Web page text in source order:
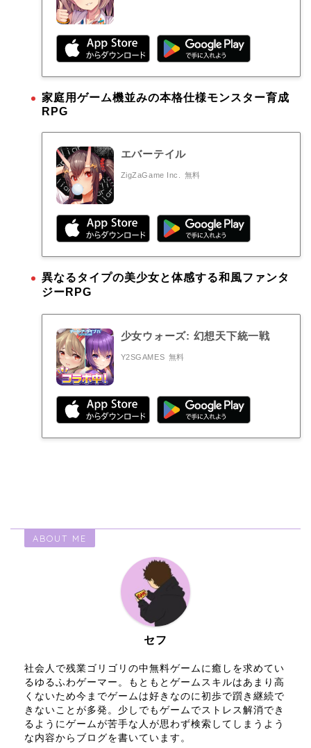
家庭用ゲーム機並みの本格仕様モンスター育成
RPG
エバーテイル
ZigZaGame Inc. 無料
異なるタイプの美少女と体感する和風ファンタ
ジーRPG
少女ウォーズ: 幻想天下統一戦
Y2SGAMES 無料
ABOUT ME
セフ
社会人で残業ゴリゴリの中無料ゲームに癒しを求めてい
るゆるふわゲーマー。もともとゲームスキルはあまり高
くないため今までゲームは好きなのに初歩で躓き継続で
きないことが多発。少しでもゲームでストレス解消でき
るようにゲームが苦手な人が思わず検索してしまうよう
な内容からブログを書いています。